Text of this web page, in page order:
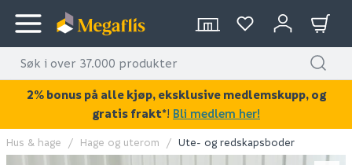
KAN DISSE VÆRE AV INTERESSE?
Hus & hage Hage og uterom Ute- og redskapsboder
2% bonus på alle kjøp, eksklusive medlemskupp, og
gratis frakt*! Bli medlem her!